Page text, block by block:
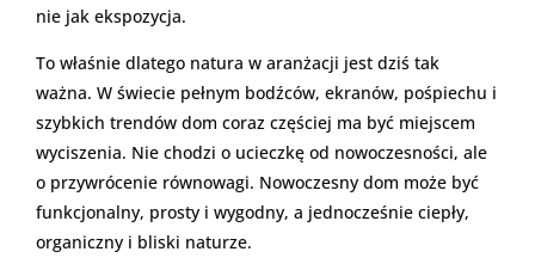
nie jak ekspozycja.
To właśnie dlatego natura w aranżacji jest dziś tak
ważna. W świecie pełnym bodźców, ekranów, pośpiechu i
szybkich trendów dom coraz częściej ma być miejscem
wyciszenia. Nie chodzi o ucieczkę od nowoczesności, ale
o przywrócenie równowagi. Nowoczesny dom może być
funkcjonalny, prosty i wygodny, a jednocześnie ciepły,
organiczny i bliski naturze.